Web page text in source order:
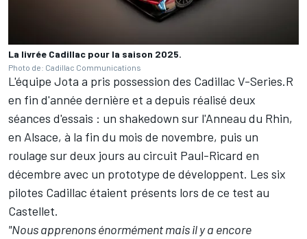
La livrée Cadillac pour la saison 2025.
Photo de: Cadillac Communications
L'équipe Jota a pris possession des Cadillac V-Series.R
en fin d'année dernière et a depuis réalisé deux
séances d'essais : un shakedown sur l'Anneau du Rhin,
en Alsace, à la fin du mois de novembre, puis un
roulage sur deux jours au circuit Paul-Ricard en
décembre avec un prototype de développent. Les six
pilotes Cadillac étaient présents lors de ce test au
Castellet.
"Nous apprenons énormément mais il y a encore